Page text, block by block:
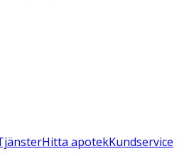
Hitta apotekKundservice